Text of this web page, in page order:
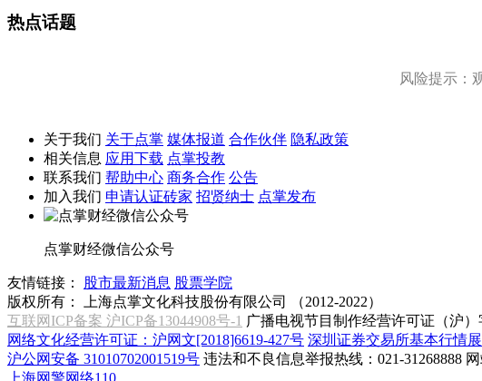
热点话题
风险提示：
关于我们 关于点掌 媒体报道 合作伙伴 隐私政策
相关信息 应用下载 点掌投教
联系我们 帮助中心 商务合作 公告
加入我们 申请认证砖家 招贤纳士 点掌发布
点掌财经微信公众号
友情链接： 股市最新消息 股票学院
版权所有：
上海点掌文化科技股份有限公司 （2012-2022）
互联网ICP备案 沪ICP备13044908号-1 广播电视节目制作经营许可证（沪）
网络文化经营许可证：沪网文[2018]6619-427号 深圳证券交易所基本行情
沪公网安备 31010702001519号 违法和不良信息举报热线：021-31268888
上海网警网络110